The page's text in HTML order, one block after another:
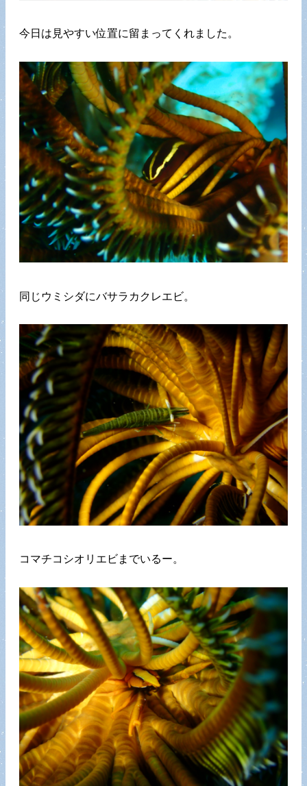
今日は見やすい位置に留まってくれました。
同じウミシダにバサラカクレエビ。
コマチコシオリエビまでいるー。